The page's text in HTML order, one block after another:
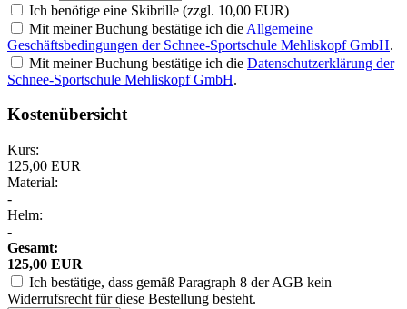
Ich benötige eine Skibrille (zzgl. 10,00 EUR)
Mit meiner Buchung bestätige ich die Allgemeine
Geschäftsbedingungen der Schnee-Sportschule Mehliskopf GmbH.
Mit meiner Buchung bestätige ich die Datenschutzerklärung der
Schnee-Sportschule Mehliskopf GmbH.
Kostenübersicht
Kurs:
125,00 EUR
Material:
-
Helm:
-
Gesamt:
125,00 EUR
Ich bestätige, dass gemäß Paragraph 8 der AGB kein
Widerrufsrecht für diese Bestellung besteht.